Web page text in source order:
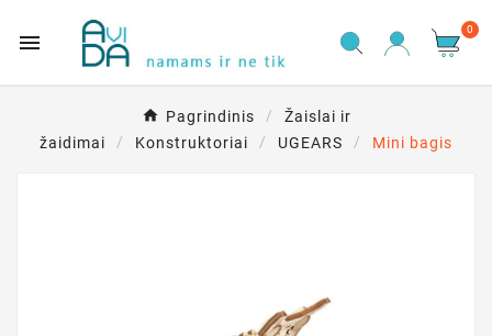

0
Pagrindinis
Žaislai ir
žaidimai
Konstruktoriai UGEARS Mini bagis